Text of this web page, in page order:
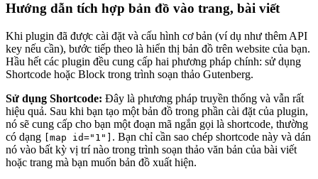
Hướng dẫn tích hợp bản đồ vào trang, bài viết
Khi plugin đã được cài đặt và cấu hình cơ bản (ví dụ như thêm API
key nếu cần), bước tiếp theo là hiển thị bản đồ trên website của bạn.
Hầu hết các plugin đều cung cấp hai phương pháp chính: sử dụng
Shortcode hoặc Block trong trình soạn thảo Gutenberg.
Sử dụng Shortcode: Đây là phương pháp truyền thống và vẫn rất
hiệu quả. Sau khi bạn tạo một bản đồ trong phần cài đặt của plugin,
nó sẽ cung cấp cho bạn một đoạn mã ngắn gọi là shortcode, thường
có dạng [map id="1"] . Bạn chỉ cần sao chép shortcode này và dán
nó vào bất kỳ vị trí nào trong trình soạn thảo văn bản của bài viết
hoặc trang mà bạn muốn bản đồ xuất hiện.